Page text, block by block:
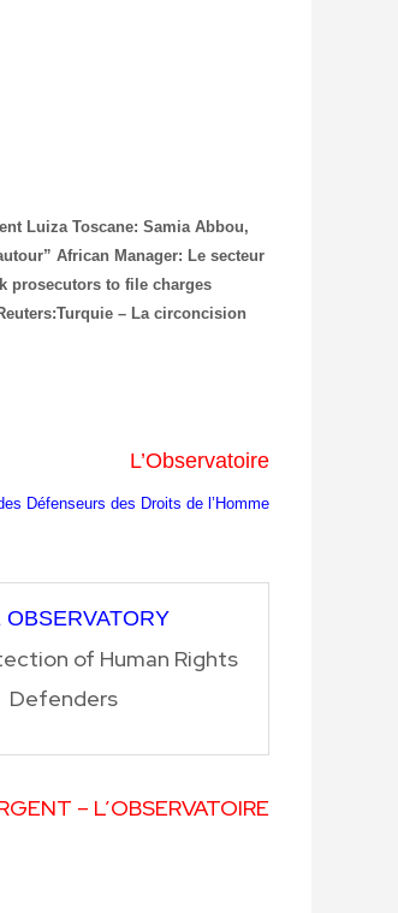
Luiza Toscane: Samia Abbou,
African Manager: Le secteur
prosecutors to file charges
– La circoncision
L’Observatoire
Défenseurs des Droits de l’Homme
OBSERVATORY
of Human Rights
Defenders
– L’OBSERVATOIRE